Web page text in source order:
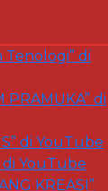
Tenologi” di
PRAMUKA” di
di YouTube
di YouTube
KREASI”